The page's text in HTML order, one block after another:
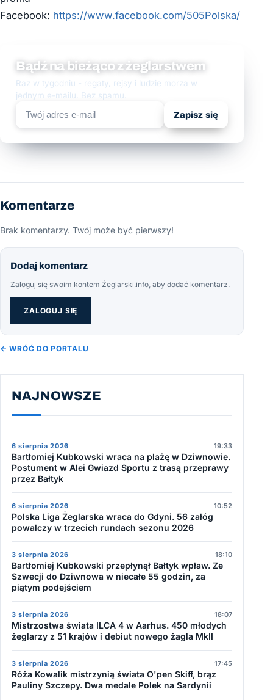
Facebook: https://www.facebook.com/505Polska/
Bądź na bieżąco z żeglarstwem
Raz w tygodniu - regaty, rejsy i ludzie morza w
jednym e-mailu. Bez spamu.
Zapisz się
Komentarze
Brak komentarzy. Twój może być pierwszy!
Dodaj komentarz
Zaloguj się swoim kontem Żeglarski.info, aby dodać komentarz.
ZALOGUJ SIĘ
← WRÓĆ DO PORTALU
NAJNOWSZE
6 sierpnia 2026 19:33
Bartłomiej Kubkowski wraca na plażę w Dziwnowie.
Postument w Alei Gwiazd Sportu z trasą przeprawy
przez Bałtyk
6 sierpnia 2026 10:52
Polska Liga Żeglarska wraca do Gdyni. 56 załóg
powalczy w trzecich rundach sezonu 2026
3 sierpnia 2026 18:10
Bartłomiej Kubkowski przepłynął Bałtyk wpław. Ze
Szwecji do Dziwnowa w niecałe 55 godzin, za
piątym podejściem
3 sierpnia 2026 18:07
Mistrzostwa świata ILCA 4 w Aarhus. 450 młodych
żeglarzy z 51 krajów i debiut nowego żagla MkII
3 sierpnia 2026 17:45
Róża Kowalik mistrzynią świata O'pen Skiff, brąz
Pauliny Szczepy. Dwa medale Polek na Sardynii